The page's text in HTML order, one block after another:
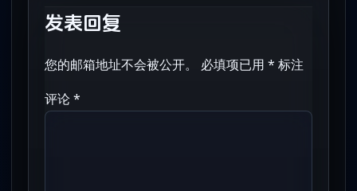
发表回复
您的邮箱地址不会被公开。 必填项已用 * 标注
评论*